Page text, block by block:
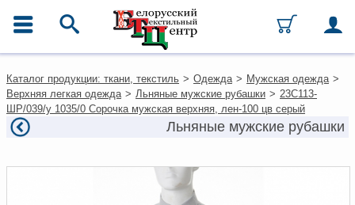
Каталог
Ткани
Домашний текстиль
Одежда
Текстиль для ресторанов и
Текстильная галантерея и
Каталог продукции: ткани, текстиль > Одежда > Мужская одежда >
Верхняя легкая одежда > Льняные мужские рубашки > 23С113-
ШР/039/у 1035/0 Сорочка мужская верхняя, лен-100 цв серый
Льняные мужские рубашки